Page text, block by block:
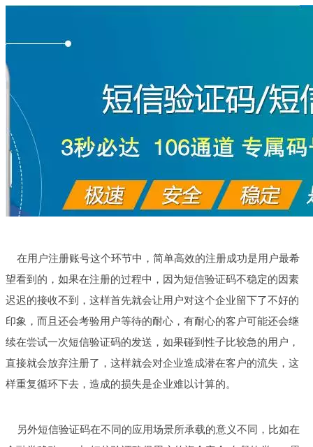
在用户注册账号这个环节中，简单高效的注册成功是用户最希
望看到的，如果在注册的过程中，因为短信验证码不稳定的因素
迟迟的接收不到，这样首先就会让用户对这个企业留下了不好的
印象，而且还会考验用户等待的耐心，有耐心的客户可能还会继
续在尝试一次短信验证码的发送，如果碰到性子比较急的用户，
直接就会放弃注册了，这样就会对企业造成潜在客户的流失，这
样重复循环下去，造成的损失是企业难以计算的。
另外短信验证码在不同的应用场景所承载的意义不同，比如在